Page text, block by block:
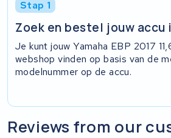
Stap 1
Zoek en bestel jouw accu
Je kunt jouw Yamaha EBP 2017
webshop vinden op basis van de
modelnummer op de accu.
Reviews from our